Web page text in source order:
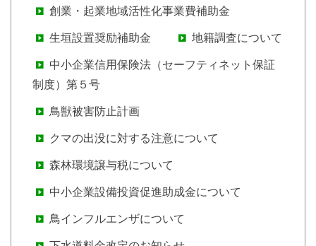
創業・起業地域活性化事業費補助金
生垣設置奨励補助金 地籍調査について
中小企業信用保険法（セーフティネット保証
制度）第５号
鳥獣被害防止計画
クマの出没に対する注意について
森林環境譲与税について
中小企業設備投資促進助成金について
鳥インフルエンザについて